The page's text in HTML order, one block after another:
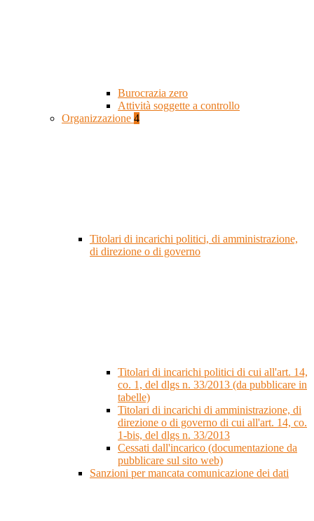
Burocrazia zero
Attività soggette a controllo
Organizzazione 4
Titolari di incarichi politici, di amministrazione,
di direzione o di governo
Titolari di incarichi politici di cui all'art. 14,
co. 1, del dlgs n. 33/2013 (da pubblicare in
tabelle)
Titolari di incarichi di amministrazione, di
direzione o di governo di cui all'art. 14, co.
1-bis, del dlgs n. 33/2013
Cessati dall'incarico (documentazione da
pubblicare sul sito web)
Sanzioni per mancata comunicazione dei dati